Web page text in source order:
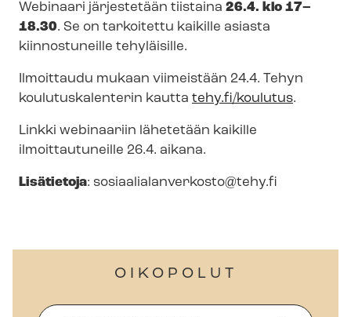
Webinaari järjestetään tiistaina 26.4. klo 17–
18.30. Se on tarkoitettu kaikille asiasta
kiinnostuneille tehyläisille.
Ilmoittaudu mukaan viimeistään 24.4. Tehyn
kou­lu­tus­ka­len­te­rin kautta tehy.fi/koulutus.
Linkki webinaariin lähetetään kaikille
ilmoittautuneille 26.4. aikana.
Lisätietoja: so­si­aa­lia­lan­ver­kos­to@tehy.fi
OIKOPOLUT